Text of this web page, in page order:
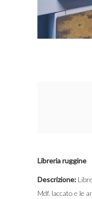
Libreria ruggine
Descrizione:
Mdf. laccato e le